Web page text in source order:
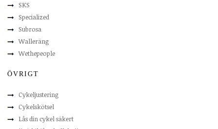
SKS
Specialized
Subrosa
Walleräng
Wethepeople
ÖVRIGT
Cykeljustering
Cykelskötsel
Lås din cykel säkert